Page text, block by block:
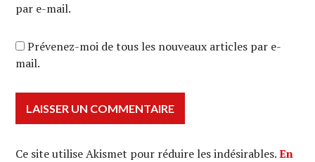
par e-mail.
Prévenez-moi de tous les nouveaux articles par e-
mail.
Ce site utilise Akismet pour réduire les indésirables.En